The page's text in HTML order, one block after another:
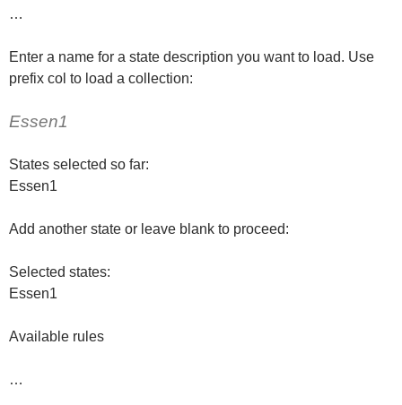
…
Enter a name for a state description you want to load. Use
prefix col to load a collection:
Essen1
States selected so far:
Essen1
Add another state or leave blank to proceed:
Selected states:
Essen1
Available rules
…